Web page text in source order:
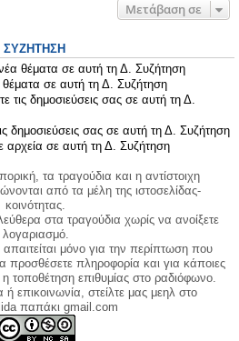
Μετάβαση σε
ΣΥΖΉΤΗΣΗ
θέματα σε αυτή τη Δ. Συζήτηση
σε αυτή τη Δ. Συζήτηση
τις δημοσιεύσεις σας σε αυτή τη Δ.
δημοσιεύσεις σας σε αυτή τη Δ. Συζήτηση
αρχεία σε αυτή τη Δ. Συζήτηση
τα τραγούδια και η αντίστοιχη
από τα μέλη της ιστοσελίδας-
κοινότητας.
στα τραγούδια χωρίς να ανοίξετε
λογαριασμό.
μόνο για την περίπτωση που
προσθέσετε πληροφορία και για κάποιες
τοποθέτηση επιθυμίας στο ραδιόφωνο.
επικοινωνία, στείλτε μας μεηλ στο
παπάκι gmail.com